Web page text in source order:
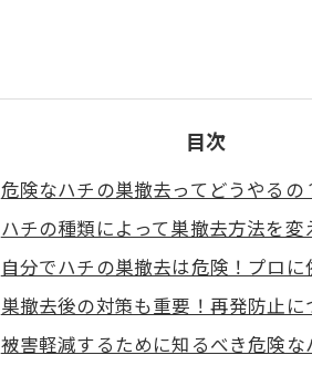
目次
危険なハチの巣撤去ってどうやるの
ハチの種類によって巣撤去方法を変
自分でハチの巣撤去は危険！プロに
巣撤去後の対策も重要！再発防止に
被害軽減するために知るべき危険な